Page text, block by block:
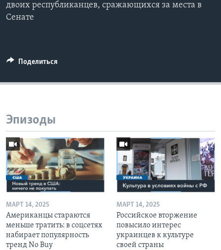
двоих республиканцев, сражающихся за места в
Сенате
Поделиться
Эпизоды
МАРТ 14, 2025
Американцы стараются
меньше тратить: в соцсетях
набирает популярность
тренд No Buy
МАРТ 14, 2025
Российское вторжение
повысило интерес
украинцев к культуре
своей страны